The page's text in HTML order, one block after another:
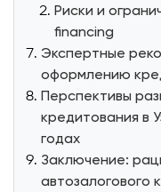
Риски и
financing
Экспертные
оформлению
Перспективы
кредитования в
годах
Заключение:
автозалогового